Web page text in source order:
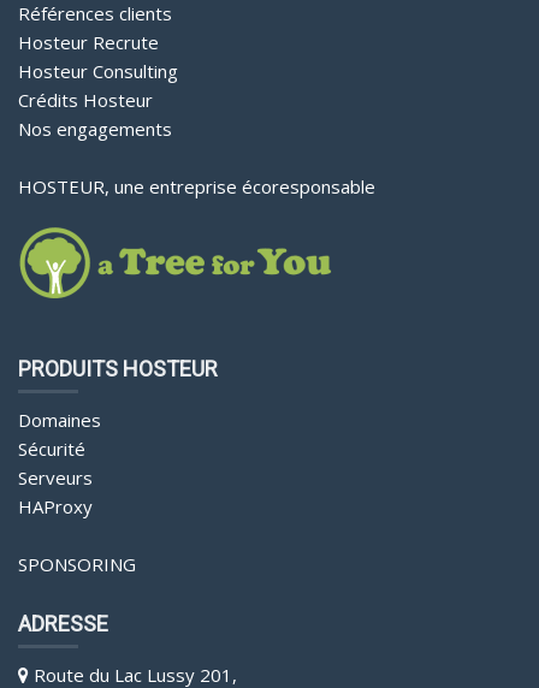
Références clients
Hosteur Recrute
Hosteur Consulting
Crédits Hosteur
Nos engagements
HOSTEUR, une entreprise écoresponsable
PRODUITS HOSTEUR
Domaines
Sécurité
Serveurs
HAProxy
SPONSORING
ADRESSE
Route du Lac Lussy 201,